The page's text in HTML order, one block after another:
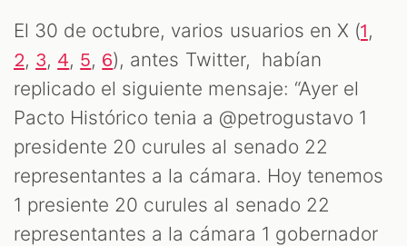
El 30 de octubre, varios usuarios en X (1,
2, 3, 4, 5, 6), antes Twitter, habían
replicado el siguiente mensaje: “Ayer el
Pacto Histórico tenia a @petrogustavo 1
presidente 20 curules al senado 22
representantes a la cámara. Hoy tenemos
1 presiente 20 curules al senado 22
representantes a la cámara 1 gobernador